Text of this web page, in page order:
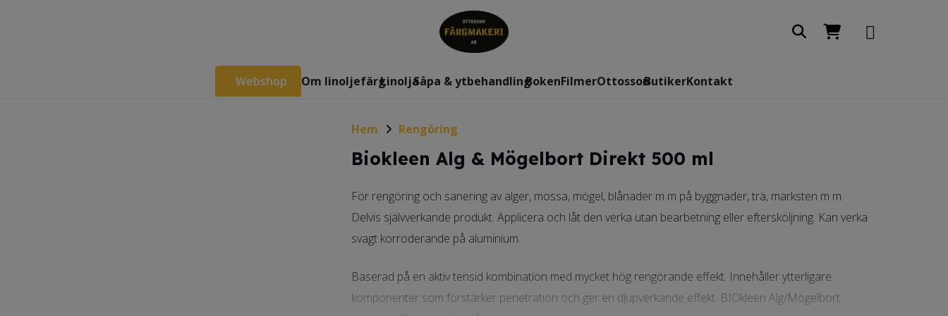
Webshop Om linoljefärgLinoljaSåpa & ytbehandlingBokenFilmerOttossonButikerKontakt
Hem Rengöring
Biokleen Alg & Mögelbort Direkt 500 ml
För rengöring och sanering av alger, mossa, mögel, blånader m m på byggnader, trä, marksten m m.
Delvis självverkande produkt. Applicera och låt den verka utan bearbetning eller eftersköljning. Kan verka
svagt korroderande på aluminium.
Baserad på en aktiv tensid kombination med mycket hög rengörande effekt. Innehåller ytterligare
komponenter som förstärker penetration och ger en djupverkande effekt. BIOkleen Alg/Mögelbort